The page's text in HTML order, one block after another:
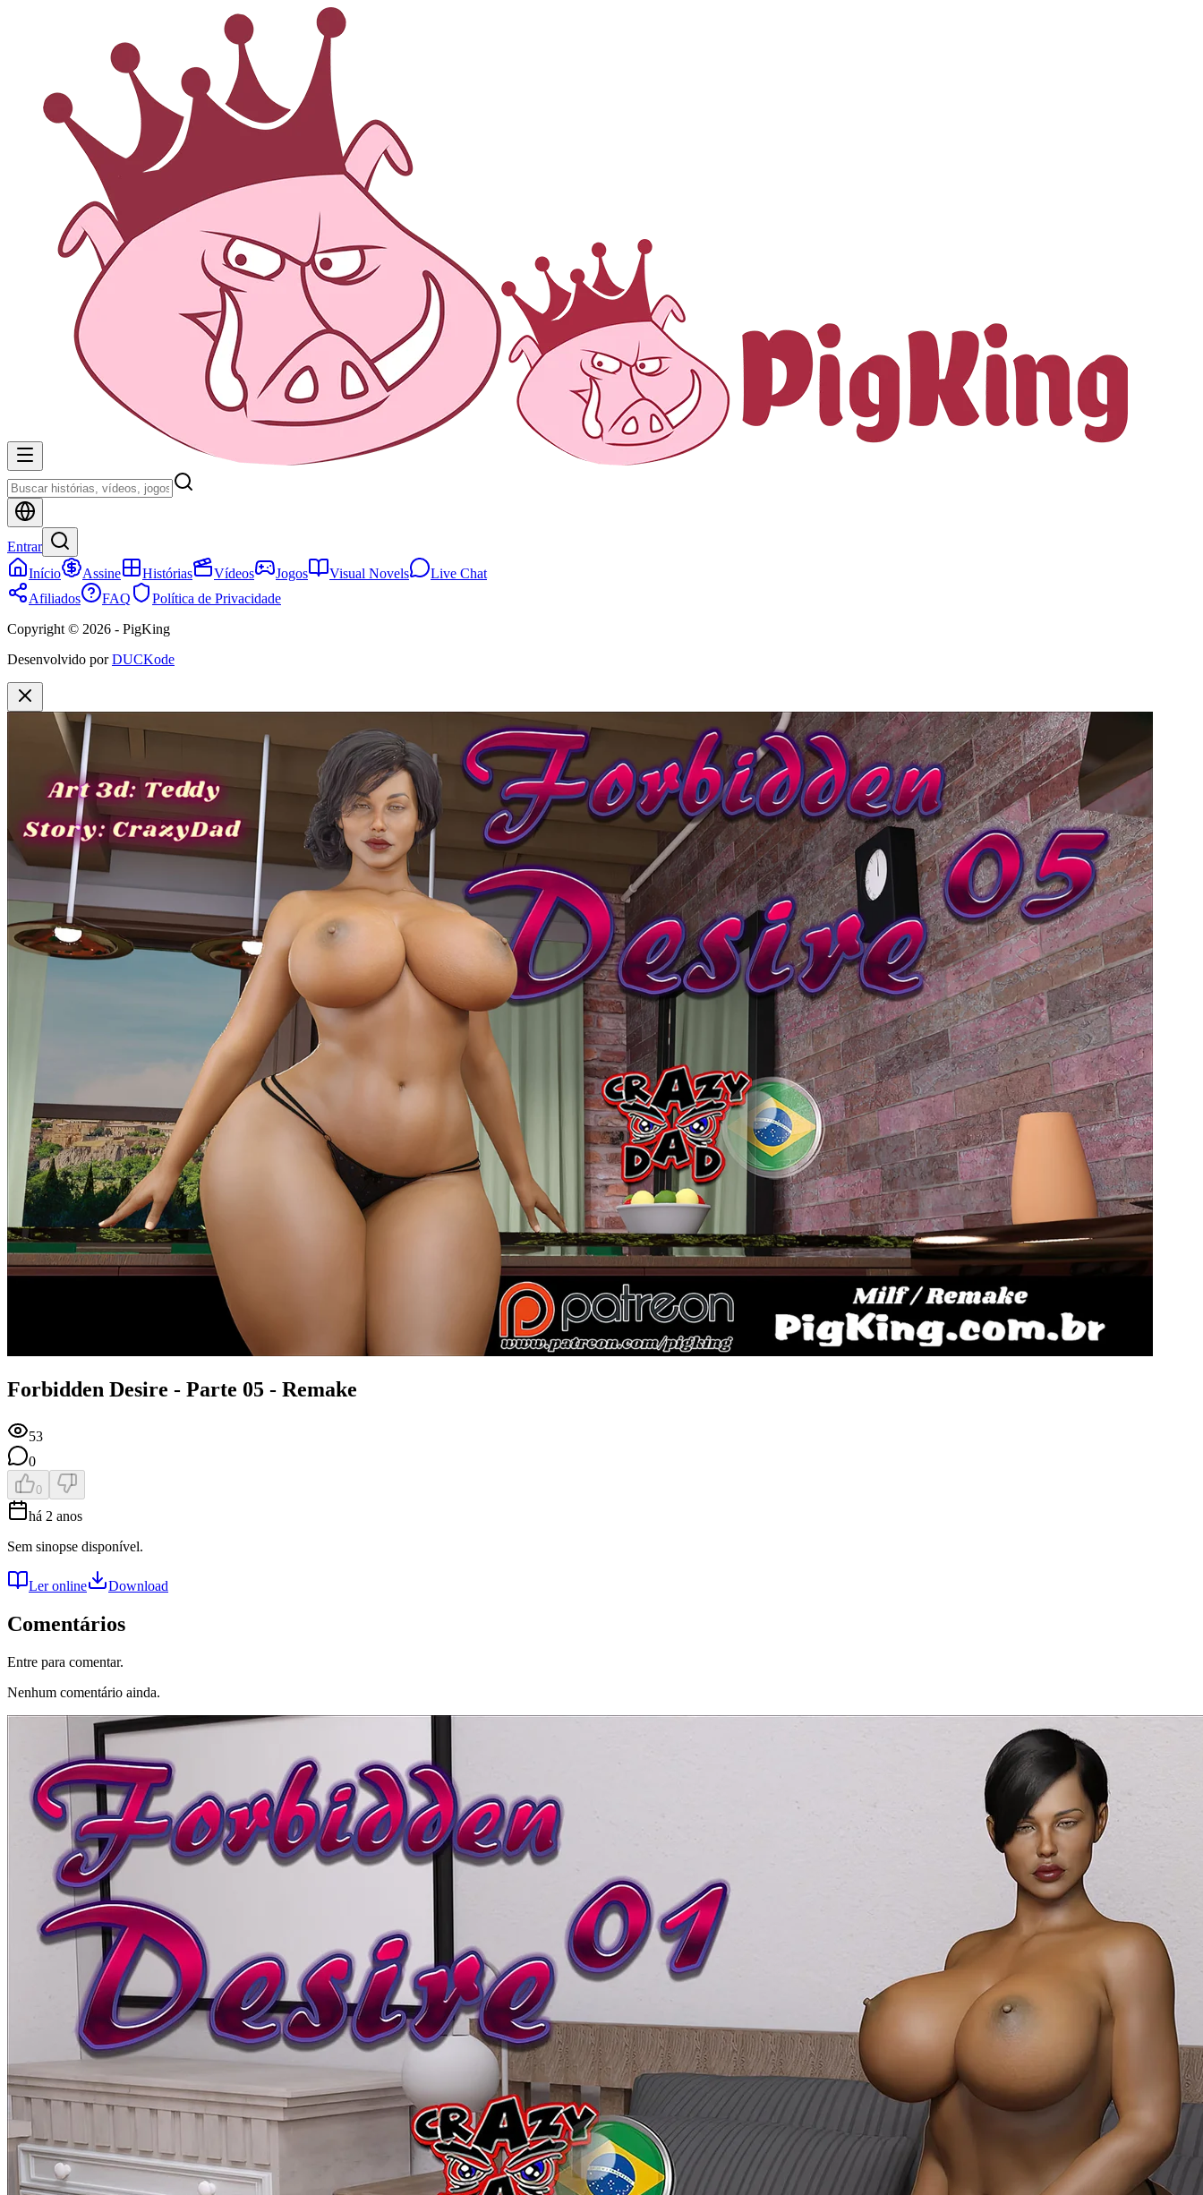
Entrar
Início
Assine Histórias Vídeos Jogos Visual Novels
Live Chat
Afiliados
FAQ
Política de Privacidade
Copyright © 2026 - PigKing
Desenvolvido por DUCKode
Forbidden Desire - Parte 05 - Remake
53
0
0
há 2 anos
Sem sinopse disponível.
Ler online Download
Comentários
Entre para comentar.
Nenhum comentário ainda.